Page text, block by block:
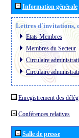
Information générale
Lettres d´invitations,
Etats Membres
Membres du Secteur
Circulaire
Circulaire
Enregistrement des
Conférences relatives
Salle de presse